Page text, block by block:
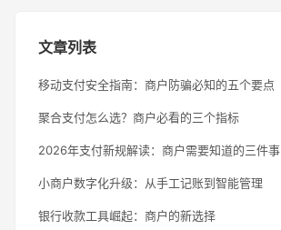
文章列表
移动支付安全指南：商户防骗必知的五个要点
聚合支付怎么选？商户必看的三个指标
2026年支付新规解读：商户需要知道的三件事
小商户数字化升级：从手工记账到智能管理
银行收款工具崛起：商户的新选择